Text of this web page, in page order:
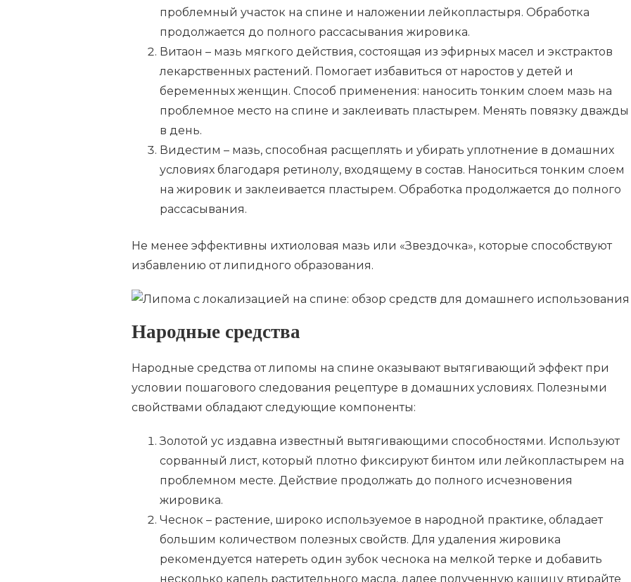
проблемный участок на спине и наложении лейкопластыря. Обработка
продолжается до полного рассасывания жировика.
Витаон – мазь мягкого действия, состоящая из эфирных масел и экстрактов
лекарственных растений. Помогает избавиться от наростов у детей и
беременных женщин. Способ применения: наносить тонким слоем мазь на
проблемное место на спине и заклеивать пластырем. Менять повязку дважды
в день.
Видестим – мазь, способная расщеплять и убирать уплотнение в домашних
условиях благодаря ретинолу, входящему в состав. Наноситься тонким слоем
на жировик и заклеивается пластырем. Обработка продолжается до полного
рассасывания.
Не менее эффективны ихтиоловая мазь или «Звездочка», которые способствуют
избавлению от липидного образования.
Народные средства
Народные средства от липомы на спине оказывают вытягивающий эффект при
условии пошагового следования рецептуре в домашних условиях. Полезными
свойствами обладают следующие компоненты:
Золотой ус издавна известный вытягивающими способностями. Используют
сорванный лист, который плотно фиксируют бинтом или лейкопластырем на
проблемном месте. Действие продолжать до полного исчезновения
жировика.
Чеснок – растение, широко используемое в народной практике, обладает
большим количеством полезных свойств. Для удаления жировика
рекомендуется натереть один зубок чеснока на мелкой терке и добавить
несколько капель растительного масла, далее полученную кашицу втирайте